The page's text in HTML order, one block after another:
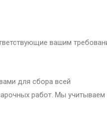
вашим
для сбора всей
работ. Мы учитываем